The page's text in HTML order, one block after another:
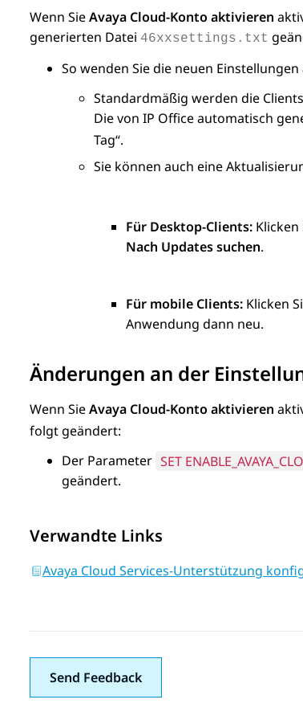
Wenn SieAvaya Cloud-Konto aktivieren
generierten Datei 46xxsettings.txt
So wenden Sie die neuen
Standardmäßig werden die
Die von IP Officeautomatisch
Tag“.
Sie können auch eine
Für Desktop-Clients: Klicken
Nach Updates suchen.
Für mobile Clients: Klicken
Anwendung dann neu.
Änderungen an der
Wenn SieAvaya Cloud-Konto aktivieren
folgt geändert:
Der Parameter SET
geändert.
Verwandte Links
Avaya Cloud Services-Unterstützung
Send Feedback